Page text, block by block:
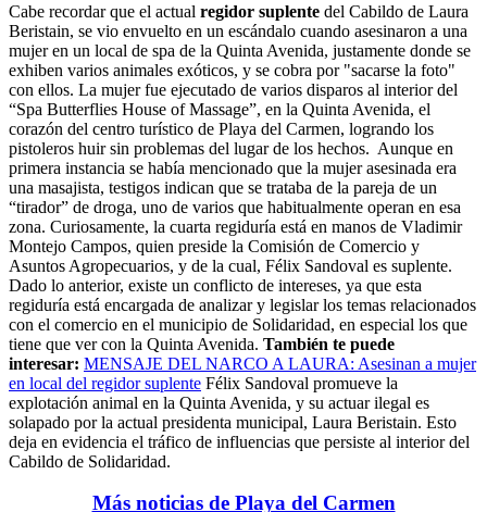
Cabe recordar que el actual regidor suplente del Cabildo de Laura
Beristain, se vio envuelto en un escándalo cuando asesinaron a una
mujer en un local de spa de la Quinta Avenida, justamente donde se
exhiben varios animales exóticos, y se cobra por "sacarse la foto"
con ellos. La mujer fue ejecutado de varios disparos al interior del
“Spa Butterflies House of Massage”, en la Quinta Avenida, el
corazón del centro turístico de Playa del Carmen, logrando los
pistoleros huir sin problemas del lugar de los hechos. Aunque en
primera instancia se había mencionado que la mujer asesinada era
una masajista, testigos indican que se trataba de la pareja de un
“tirador” de droga, uno de varios que habitualmente operan en esa
zona. Curiosamente, la cuarta regiduría está en manos de Vladimir
Montejo Campos, quien preside la Comisión de Comercio y
Asuntos Agropecuarios, y de la cual, Félix Sandoval es suplente.
Dado lo anterior, existe un conflicto de intereses, ya que esta
regiduría está encargada de analizar y legislar los temas relacionados
con el comercio en el municipio de Solidaridad, en especial los que
tiene que ver con la Quinta Avenida. También te puede
interesar: MENSAJE DEL NARCO A LAURA: Asesinan a mujer
en local del regidor suplente Félix Sandoval promueve la
explotación animal en la Quinta Avenida, y su actuar ilegal es
solapado por la actual presidenta municipal, Laura Beristain. Esto
deja en evidencia el tráfico de influencias que persiste al interior del
Cabildo de Solidaridad.
Más noticias de Playa del Carmen